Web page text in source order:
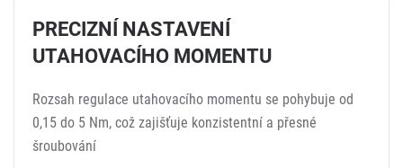
PRECIZNÍ NASTAVENÍ
UTAHOVACÍHO MOMENTU
Rozsah regulace utahovacího momentu se pohybuje od
0,15 do 5 Nm, což zajišťuje konzistentní a přesné
šroubování